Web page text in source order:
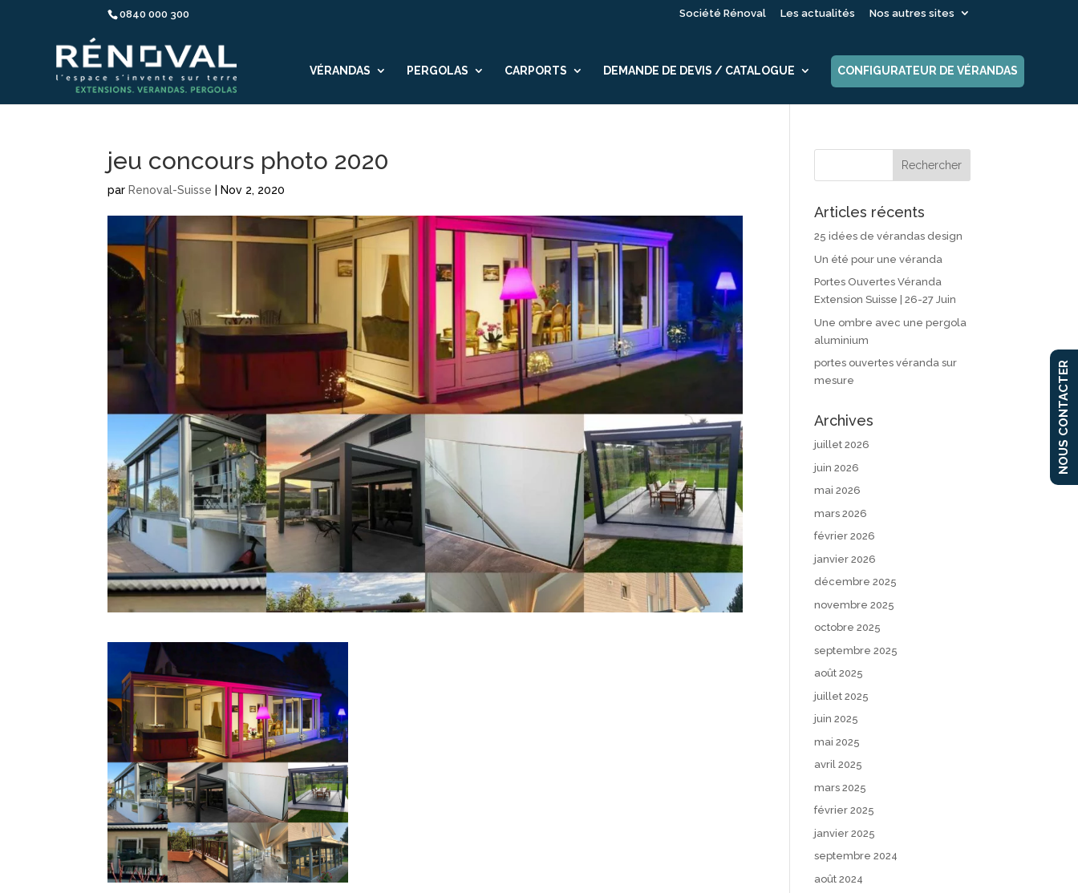
0840 000 300 Société Rénoval Les actualités Nos autres sites
VÉRANDAS PERGOLAS CARPORTS DEMANDE DE DEVIS / CATALOGUE CONFIGURATEUR DE VÉRANDAS
jeu concours photo 2020
par Renoval-Suisse Nov 2, 2020
Articles récents
25 idées de vérandas design
Un été pour une véranda
Portes Ouvertes Véranda
Extension Suisse | 26-27 Juin
Une ombre avec une pergola
aluminium
portes ouvertes véranda sur
mesure
Archives
juillet 2026
juin 2026
mai 2026
mars 2026
février 2026
janvier 2026
décembre 2025
novembre 2025
octobre 2025
septembre 2025
août 2025
juillet 2025
juin 2025
mai 2025
avril 2025
mars 2025
février 2025
janvier 2025
septembre 2024
août 2024
NOUS CONTACTER